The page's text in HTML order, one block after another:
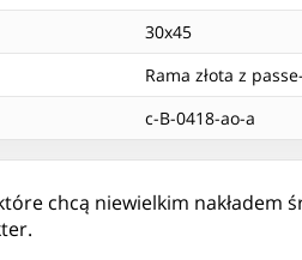
30x45
Rama złota z
c-B-0418-ao-a
chcą niewielkim nakładem